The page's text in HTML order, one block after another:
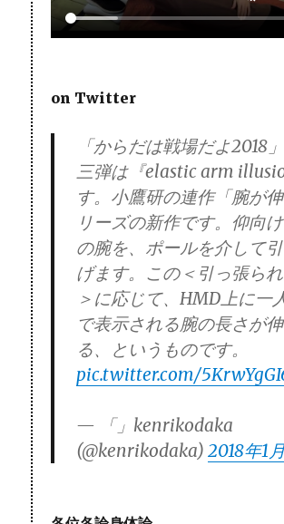
on Twitter
「からだは戦場だよ2018
三弾は『elastic arm
す。小鷹研の連作「腕が
リーズの新作です。仰向
の腕を、ポールを介して
げます。この＜引っ張ら
＞に応じて、HMD上に一
で表示される腕の長さが
る、というものです。
pic.twitter.com/
— 「」kenrikodaka
(@kenrikodaka)2018年1